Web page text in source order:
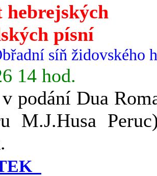
hebrejských
písní
síň židovského
14 hod.
podání Dua
M.J.Husa